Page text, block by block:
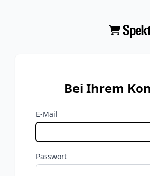
Bei Ihrem
E-Mail
Passwort